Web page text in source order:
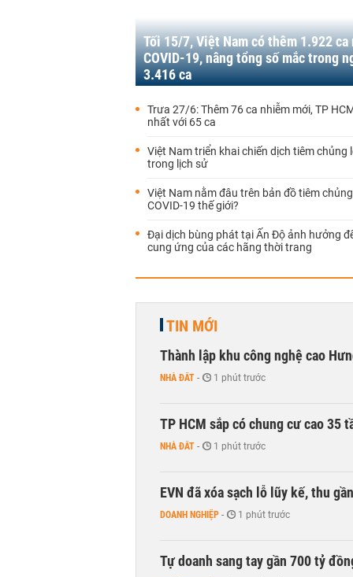
Tối 15/7, Việt Nam có thêm 1.922 ca
COVID-19, nâng tổng số mắc trong
3.416 ca
Trưa 27/6: Thêm 76 ca nhiễm mới, TP
nhất với 65 ca
Việt Nam triển khai chiến dịch tiêm chủng
trong lịch sử
Việt Nam nằm đâu trên bản đồ tiêm
COVID-19 thế giới?
Đại dịch bùng phát tại Ấn Độ ảnh hưởng
cung ứng của các hãng thời trang
TIN MỚI
Thành lập khu công nghệ cao
NHÀ ĐẤT - 1 phút trước
TP HCM sắp có chung cư cao 35
NHÀ ĐẤT - 1 phút trước
EVN đã xóa sạch lỗ lũy kế, thu
DOANH NGHIỆP - 1 phút trước
Tự doanh sang tay gần 700 tỷ